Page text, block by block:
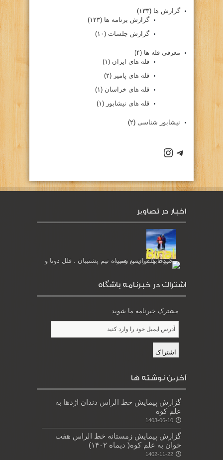
گزارش ها (۱۳۳)
گزارش برنامه ها (۱۲۳)
گزارش جلسات (۱۰)
معرفی قله ها (۴)
قله های ایران (۱)
قله های پامیر (۲)
قله های خراسان (۱)
قله های نیشابور (۱)
نیشابور شناسی (۲)
كانال تلگرام باشگاه
صفحه اينستاگرام باشگاه
اخبار در تصاویر
اشتراك در خبرنامه باشگاه
مشترک خبرنامه ما شوید
آخرین نوشته ها
گزارش پیمایش خط الراس دندان اژدها به
علم کوه
1403-06-10
گزارش پیمایش زمستانه خط الراس هفت
خوان به علم کوه( دیماه ۱۴۰۲)
1402-11-22